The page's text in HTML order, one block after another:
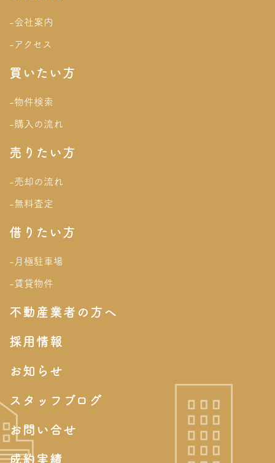
-会社案内
-アクセス
買いたい方
-物件検索
-購入の流れ
売りたい方
-売却の流れ
-無料査定
借りたい方
-月極駐車場
-賃貸物件
不動産業者の方へ
採用情報
お知らせ
スタッフブログ
お問い合せ
成約実績